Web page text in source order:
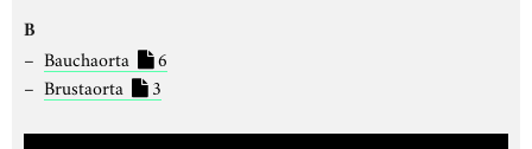
B
Bauchaorta
6
Brustaorta
3